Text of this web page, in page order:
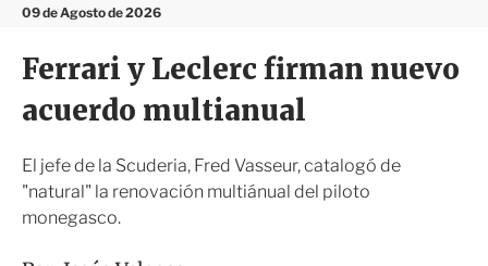
n
09 de Agosto de 2026
a
i
Ferrari y Leclerc firman nuevo
acuerdo multianual
El jefe de la Scuderia, Fred Vasseur, catalogó de
"natural" la renovación multiánual del piloto
monegasco.